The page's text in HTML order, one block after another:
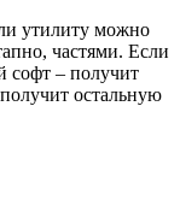
утилиту можно
частями. Если
софт – получит
остальную